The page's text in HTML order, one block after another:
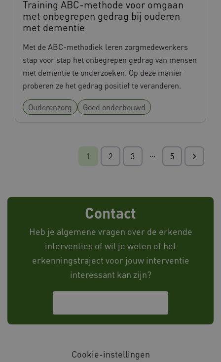
Training ABC-methode voor omgaan
met onbegrepen gedrag bij ouderen
met dementie
Met de ABC-methodiek leren zorgmedewerkers
stap voor stap het onbegrepen gedrag van mensen
met dementie te onderzoeken. Op deze manier
proberen ze het gedrag positief te veranderen.
Ouderenzorg Goed onderbouwd
1 2 3 ... 5
Contact
Heb je algemene vragen over de erkende
interventies of wil je weten of het
erkenningstraject voor jouw interventie
interessant kan zijn?
Cookie-instellingen
ga_session_duration www.databankinterventies.nl
_ga_NTPGQCE08F .databankinterventies.nl
Google LLC
.youtube.com
Amazon.com Inc.
w036.databankinterventies.nl
FPID
Google